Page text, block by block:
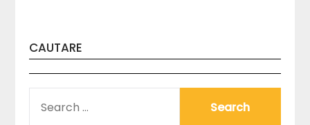
CAUTARE
FOR: